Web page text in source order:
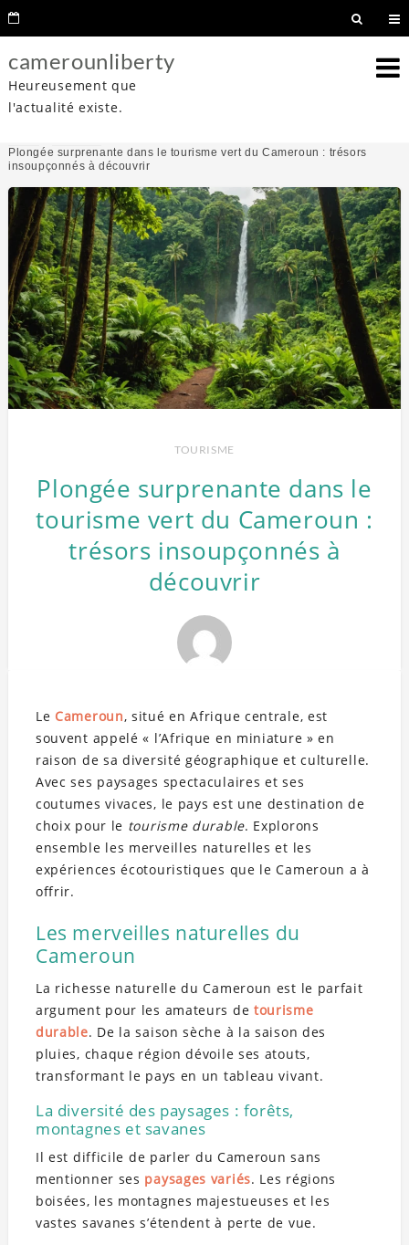
camerounliberty
Heureusement que
l'actualité existe.
Plongée surprenante dans le tourisme vert du Cameroun : trésors
insoupçonnés à découvrir
TOURISME
Plongée surprenante dans le
tourisme vert du Cameroun :
trésors insoupçonnés à
découvrir
Le Cameroun, situé en Afrique centrale, est
souvent appelé « l’Afrique en miniature » en
raison de sa diversité géographique et culturelle.
Avec ses paysages spectaculaires et ses
coutumes vivaces, le pays est une destination de
choix pour le tourisme durable. Explorons
ensemble les merveilles naturelles et les
expériences écotouristiques que le Cameroun a à
offrir.
Les merveilles naturelles du
Cameroun
La richesse naturelle du Cameroun est le parfait
argument pour les amateurs de tourisme
durable. De la saison sèche à la saison des
pluies, chaque région dévoile ses atouts,
transformant le pays en un tableau vivant.
La diversité des paysages : forêts,
montagnes et savanes
Il est difficile de parler du Cameroun sans
mentionner ses paysages variés. Les régions
boisées, les montagnes majestueuses et les
vastes savanes s’étendent à perte de vue.